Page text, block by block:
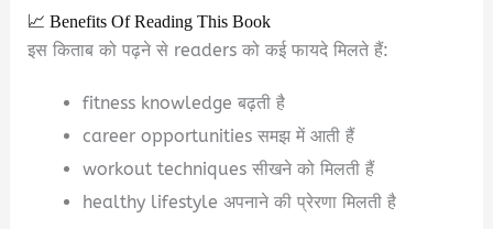
📈 Benefits Of Reading This Book
इस किताब को पढ़ने से readers को कई फायदे मिलते हैं:
fitness knowledge बढ़ती है
career opportunities समझ में आती हैं
workout techniques सीखने को मिलती हैं
healthy lifestyle अपनाने की प्रेरणा मिलती है